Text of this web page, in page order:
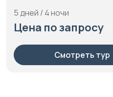
5 дней / 4 ночи
Цена по запросу
Смотреть тур